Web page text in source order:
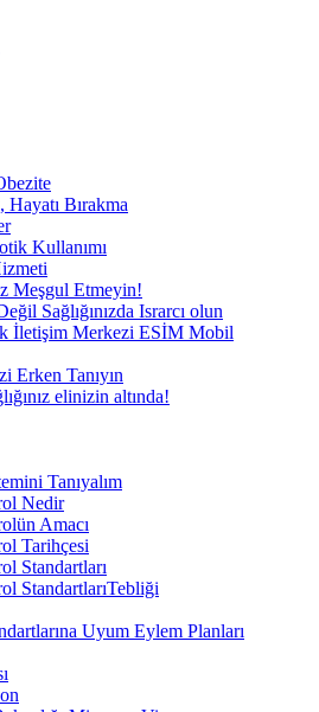
Hayatı Bırakma
Kullanımı
Meşgul Etmeyin!
Sağlığınızda Israrcı olun
İletişim Merkezi ESİM Mobil
Erken Tanıyın
elinizin altında!
Tanıyalım
Nedir
Amacı
Tarihçesi
Standartları
StandartlarıTebliği
Uyum Eylem Planları